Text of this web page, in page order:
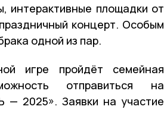
интерактивные площадки от
концерт. Особым
одной из пар.
игре пройдёт семейная
отправиться на
2025». Заявки на участие